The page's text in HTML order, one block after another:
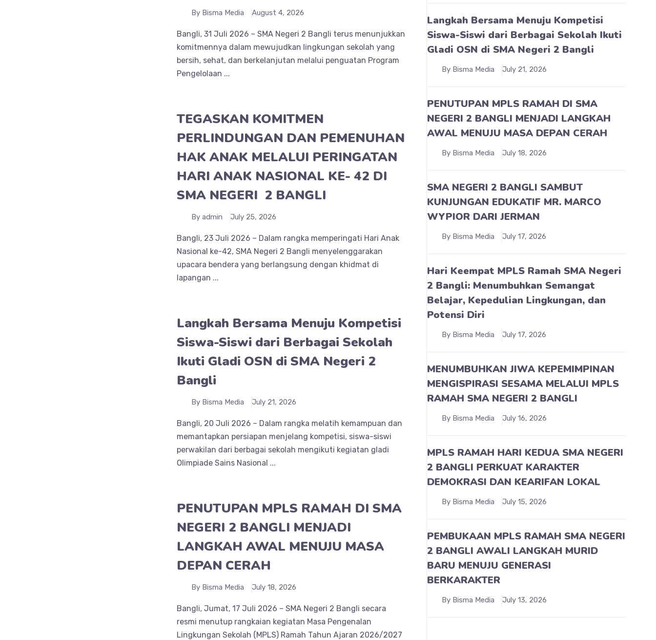
By Bisma Media August 4, 2026
Bangli, 31 Juli 2026 – SMA Negeri 2 Bangli terus menunjukkan
komitmennya dalam mewujudkan lingkungan sekolah yang
bersih, sehat, dan berkelanjutan melalui penguatan Program
Pengelolaan ...
TEGASKAN KOMITMEN
PERLINDUNGAN DAN PEMENUHAN
HAK ANAK MELALUI PERINGATAN
HARI ANAK NASIONAL KE- 42 DI
SMA NEGERI 2 BANGLI
By admin July 25, 2026
Bangli, 23 Juli 2026 – Dalam rangka memperingati Hari Anak
Nasional ke-42, SMA Negeri 2 Bangli menyelenggarakan
upacara bendera yang berlangsung dengan khidmat di
lapangan ...
Langkah Bersama Menuju Kompetisi
Siswa-Siswi dari Berbagai Sekolah
Ikuti Gladi OSN di SMA Negeri 2
Bangli
By Bisma Media July 21, 2026
Bangli, 20 Juli 2026 – Dalam rangka melatih kemampuan dan
memantapkan persiapan menjelang kompetisi, siswa-siswi
perwakilan dari berbagai sekolah mengikuti kegiatan gladi
Olimpiade Sains Nasional ...
PENUTUPAN MPLS RAMAH DI SMA
NEGERI 2 BANGLI MENJADI
LANGKAH AWAL MENUJU MASA
DEPAN CERAH
By Bisma Media July 18, 2026
Bangli, Jumat, 17 Juli 2026 – SMA Negeri 2 Bangli secara
resmi menutup rangkaian kegiatan Masa Pengenalan
Lingkungan Sekolah (MPLS) Ramah Tahun Ajaran 2026/2027
Langkah Bersama Menuju Kompetisi
Siswa-Siswi dari Berbagai Sekolah Ikuti
Gladi OSN di SMA Negeri 2 Bangli
By Bisma Media July 21, 2026
PENUTUPAN MPLS RAMAH DI SMA
NEGERI 2 BANGLI MENJADI LANGKAH
AWAL MENUJU MASA DEPAN CERAH
By Bisma Media July 18, 2026
SMA NEGERI 2 BANGLI SAMBUT
KUNJUNGAN EDUKATIF MR. MARCO
WYPIOR DARI JERMAN
By Bisma Media July 17, 2026
Hari Keempat MPLS Ramah SMA Negeri
2 Bangli: Menumbuhkan Semangat
Belajar, Kepedulian Lingkungan, dan
Potensi Diri
By Bisma Media July 17, 2026
MENUMBUHKAN JIWA KEPEMIMPINAN
MENGISPIRASI SESAMA MELALUI MPLS
RAMAH SMA NEGERI 2 BANGLI
By Bisma Media July 16, 2026
MPLS RAMAH HARI KEDUA SMA NEGERI
2 BANGLI PERKUAT KARAKTER
DEMOKRASI DAN KEARIFAN LOKAL
By Bisma Media July 15, 2026
PEMBUKAAN MPLS RAMAH SMA NEGERI
2 BANGLI AWALI LANGKAH MURID
BARU MENUJU GENERASI
BERKARAKTER
By Bisma Media July 13, 2026